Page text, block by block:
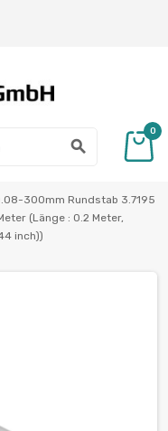
search
0
300mm Rundstab 3.7195
(Länge : 0.2 Meter,
inch))